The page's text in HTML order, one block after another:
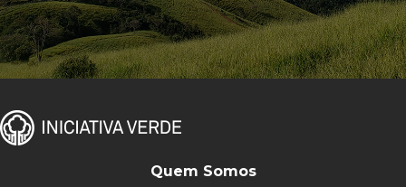
Quem Somos